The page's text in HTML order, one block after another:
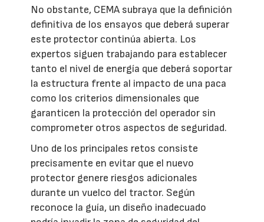
No obstante, CEMA subraya que la definición
definitiva de los ensayos que deberá superar
este protector continúa abierta. Los
expertos siguen trabajando para establecer
tanto el nivel de energía que deberá soportar
la estructura frente al impacto de una paca
como los criterios dimensionales que
garanticen la protección del operador sin
comprometer otros aspectos de seguridad.
Uno de los principales retos consiste
precisamente en evitar que el nuevo
protector genere riesgos adicionales
durante un vuelco del tractor. Según
reconoce la guía, un diseño inadecuado